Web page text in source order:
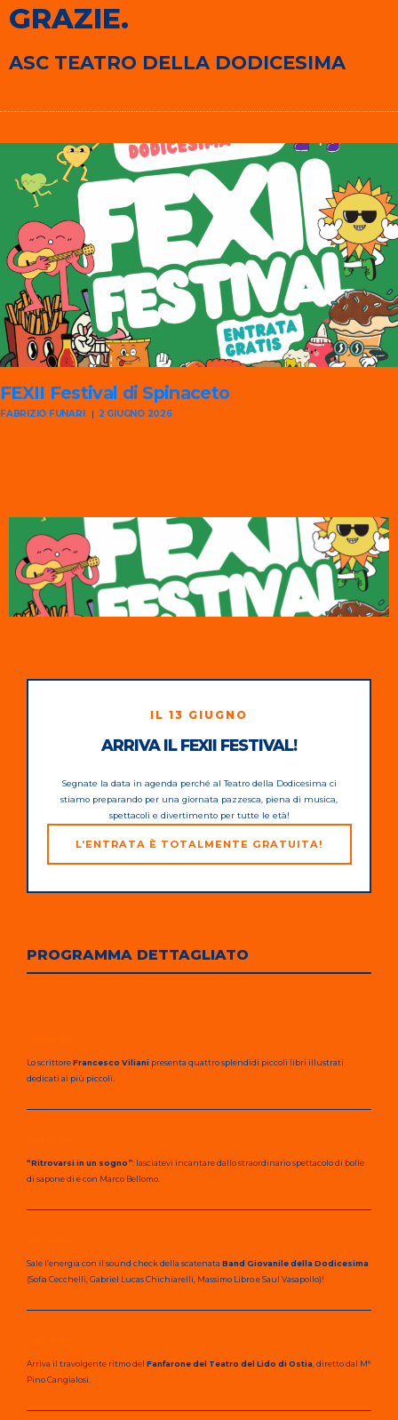
GRAZIE.
ASC TEATRO DELLA DODICESIMA
FEXII Festival di Spinaceto
FABRIZIO FUNARI 2 GIUGNO 2026
IL 13 GIUGNO
ARRIVA IL FEXII FESTIVAL!
Segnate la data in agenda perché al Teatro della Dodicesima ci
stiamo preparando per una giornata pazzesca, piena di musica,
spettacoli e divertimento per tutte le età!
L’ENTRATA È TOTALMENTE GRATUITA!
PROGRAMMA DETTAGLIATO
Lo scrittoreFrancesco Viliani presenta quattro splendidi piccoli libri illustrati
dedicati ai più piccoli.
“Ritrovarsi in un sogno”: lasciatevi incantare dallo straordinario spettacolo di bolle
di sapone di e con Marco Bellomo.
Sale l’energia con il sound check della scatenata Band Giovanile della Dodicesima
(Sofia Cecchelli, Gabriel Lucas Chichiarelli, Massimo Libro e Saul Vasapollo)!
Arriva il travolgente ritmo del Fanfarone del Teatro del Lido di Ostia , diretto dal M°
Pino Cangialosi.